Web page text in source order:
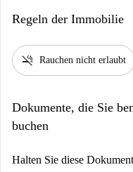
Regeln der Immobilie
smoke_free Rauchen nicht erlaubt
Dokumente, die Sie
buchen
Halten Sie diese